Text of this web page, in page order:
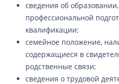
сведения об
профессиональной
квалификации;
семейное положение,
содержащиеся в
родственные связи;
сведения о трудовой